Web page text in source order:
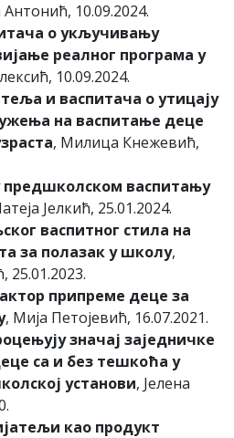
Антонић, 10.09.2024.
о укључивању
реалног програма у
10.09.2024.
и васпитача о утицају
на васпитање деце
, Милица Кнежевић,
предшколском васпитању
Јелкић, 25.01.2024.
васпитног стила на
за полазак у школу,
25.01.2023.
припреме деце за
, Мија Петојевић, 16.07.2021.
значај заједничке
са и без тешкоћа у
установи, Јелена
као продукт